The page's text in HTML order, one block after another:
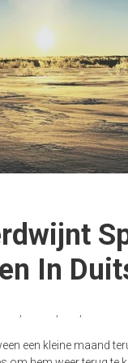
In
een kleine maand